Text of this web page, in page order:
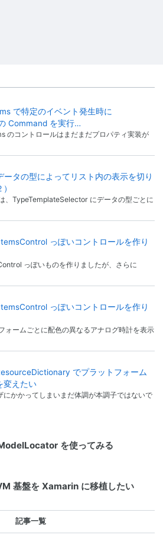
で特定のイベント発生時に
Command を実行…
のコントロールはまだまだプロパティ実装が
ータの型によってリスト内の表示を切り
、TypeTemplateSelector にデータの型ごとに
っぽいコントロールを作り
っぽいものを作りましたが、さらに
っぽいコントロールを作り
ォームごとに配色の異なるアナログ時計を表示
でプラットフォーム
変えたい
にかかってしまいまだ体調が本調子ではないで
を使ってみる
基盤を Xamarin に移植したい
記事一覧